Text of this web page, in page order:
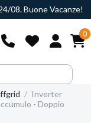
08. Buone Vacanze!
0
Inverter
- Doppio